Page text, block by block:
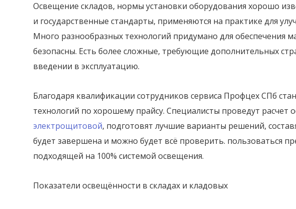
Освещение складов, нормы установки оборудования хорошо
и государственные стандарты, применяются на практике для
Много разнообразных технологий придумано для обеспечения
безопасны. Есть более сложные, требующие дополнительных
введении в эксплуатацию.
Благодаря квалификации сотрудников сервиса Профцех СПб
технологий по хорошему прайсу. Специалисты проведут расчет
электрощитовой, подготовят лучшие варианты решений,
будет завершена и можно будет всё проверить. пользоваться
подходящей на 100% системой освещения.
Показатели освещённости в складах и кладовых